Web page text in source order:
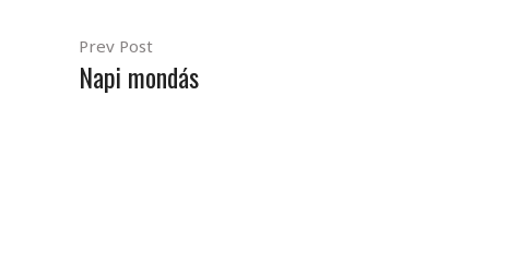
Prev Post
Napi mondás